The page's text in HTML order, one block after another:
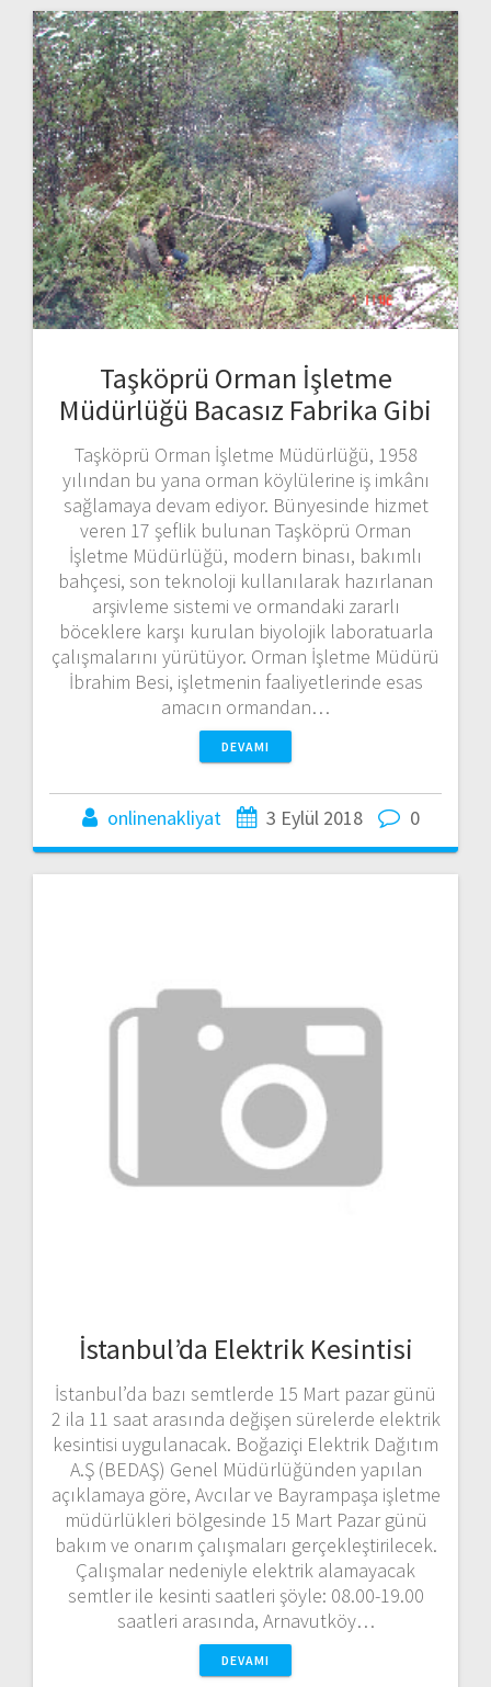
Taşköprü Orman İşletme
Müdürlüğü Bacasız Fabrika Gibi
Taşköprü Orman İşletme Müdürlüğü, 1958
yılından bu yana orman köylülerine iş imkânı
sağlamaya devam ediyor. Bünyesinde hizmet
veren 17 şeflik bulunan Taşköprü Orman
İşletme Müdürlüğü, modern binası, bakımlı
bahçesi, son teknoloji kullanılarak hazırlanan
arşivleme sistemi ve ormandaki zararlı
böceklere karşı kurulan biyolojik laboratuarla
çalışmalarını yürütüyor. Orman İşletme Müdürü
İbrahim Besi, işletmenin faaliyetlerinde esas
amacın ormandan…
DEVAMI
onlinenakliyat 3 Eylül 2018 0
İstanbul’da Elektrik Kesintisi
İstanbul’da bazı semtlerde 15 Mart pazar günü
2 ila 11 saat arasında değişen sürelerde elektrik
kesintisi uygulanacak. Boğaziçi Elektrik Dağıtım
A.Ş (BEDAŞ) Genel Müdürlüğünden yapılan
açıklamaya göre, Avcılar ve Bayrampaşa işletme
müdürlükleri bölgesinde 15 Mart Pazar günü
bakım ve onarım çalışmaları gerçekleştirilecek.
Çalışmalar nedeniyle elektrik alamayacak
semtler ile kesinti saatleri şöyle: 08.00-19.00
saatleri arasında, Arnavutköy…
DEVAMI